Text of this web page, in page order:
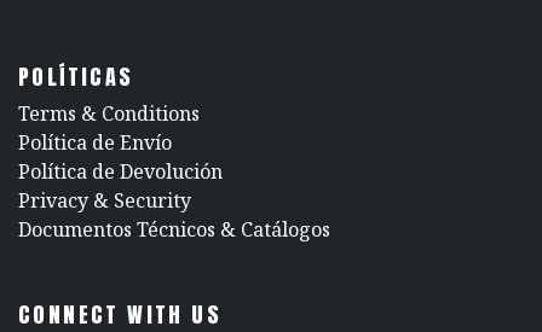
POLÍTICAS
​Terms & Conditions
Política de Envío
Política de Devolución
​Privacy & Security
​Documentos Técnicos & Catálogos
CONNECT WITH US